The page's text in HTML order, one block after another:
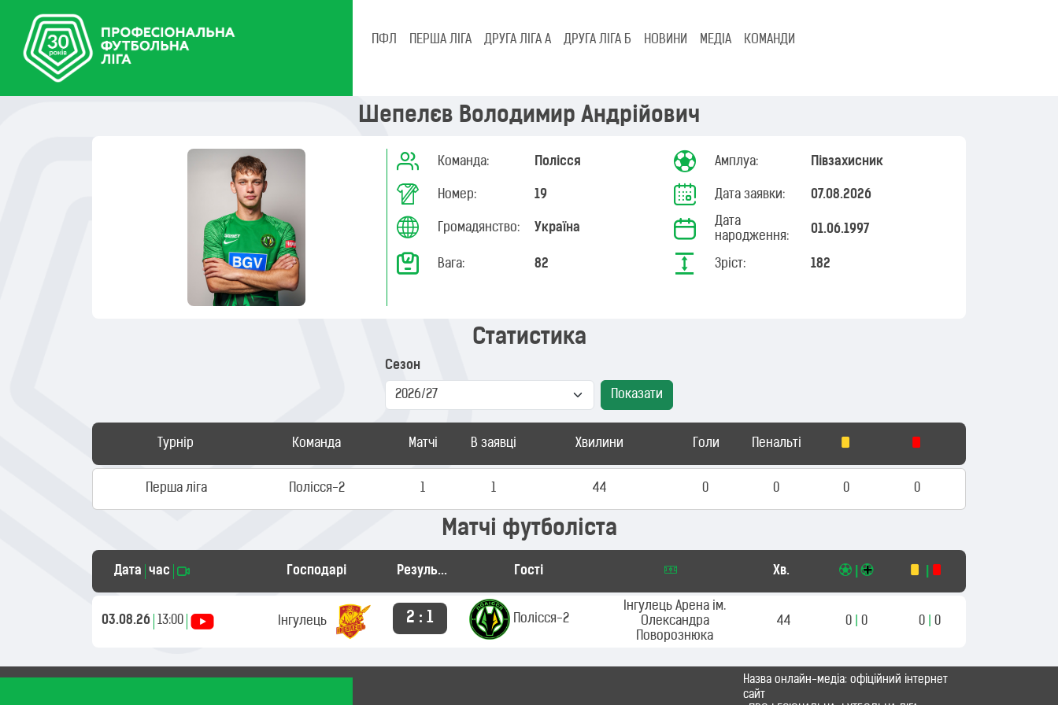
ПФЛ ПЕРША ЛІГА ДРУГА ЛІГА А ДРУГА ЛІГА Б НОВИНИ МЕДІА КОМАНДИ
Шепелєв Володимир Андрійович
Команда: Полісся Амплуа: Півзахисник
Номер: 19 Дата заявки: 07.08.2026
Громадянство: Україна
Дата
народження:
01.06.1997
Вага: 82 Зріст: 182
Статистика
Сезон
Показати
Турнір Команда Матчі В заявці Хвилини Голи Пенальті
Перша ліга Полісся-2 1 1 44 0 0 0 0
Матчі футболіста
Дата час Господарі Результат Гості Хв.
03.08.26 13:00 Інгулець 2 : 1 Полісся-2
Інгулець Арена ім.
Олександра
Поворознюка
44 0 0 0 0
Назва онлайн-медіа: офіційний інтернет
сайт